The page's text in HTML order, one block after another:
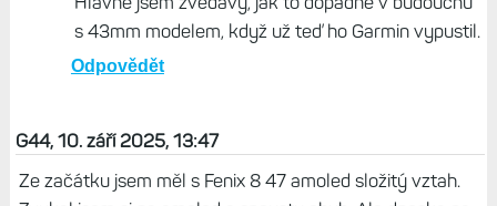
problém
model, ocenili by jen jasnější displej. Kamarád má